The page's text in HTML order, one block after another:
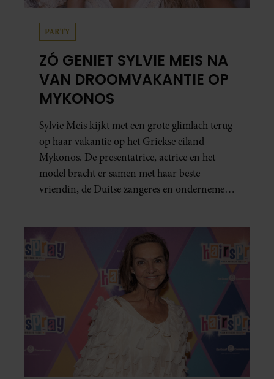
PARTY
ZÓ GENIET SYLVIE MEIS NA
VAN DROOMVAKANTIE OP
MYKONOS
Sylvie Meis kijkt met een grote glimlach terug
op haar vakantie op het Griekse eiland
Mykonos. De presentatrice, actrice en het
model bracht er samen met haar beste
vriendin, de Duitse zangeres en ondernemer
zonovergoten bestemming én vertelt ze hoe
bijzonder de reis voor haar is geweest.